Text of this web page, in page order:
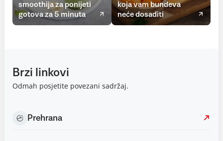
smoothija za ponijeti
gotova za 5 minuta
koja vam bundeva
neće dosaditi
Brzi linkovi
Odmah posjetite povezani sadržaj.
Prehrana